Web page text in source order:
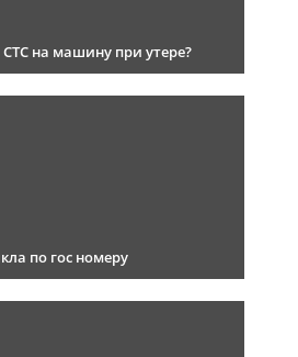
СТС на машину при утере?
по гос номеру